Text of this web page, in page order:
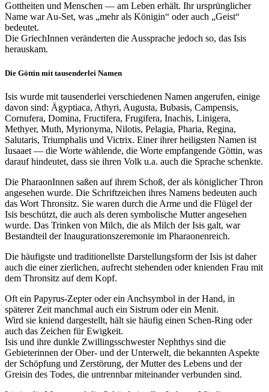
Gottheiten und Menschen — am Leben erhält. Ihr ursprünglicher
Name war Au-Set, was „mehr als Königin“ oder auch „Geist“
bedeutet.
Die GriechInnen veränderten die Aussprache jedoch so, das Isis
herauskam.
Die Göttin mit tausenderlei Namen
Isis wurde mit tausenderlei verschiedenen Namen angerufen, einige
davon sind: Ägyptiaca, Athyri, Augusta, Bubasis, Campensis,
Cornufera, Domina, Fructifera, Frugifera, Inachis, Linigera,
Methyer, Muth, Myrionyma, Nilotis, Pelagia, Pharia, Regina,
Salutaris, Triumphalis und Victrix. Einer ihrer heiligsten Namen ist
Iusaaet — die Worte wählende, die Worte empfangende Göttin, was
darauf hindeutet, dass sie ihren Volk u.a. auch die Sprache schenkte.
Die PharaonInnen saßen auf ihrem Schoß, der als königlicher Thron
angesehen wurde. Die Schriftzeichen ihres Namens bedeuten auch
das Wort Thronsitz. Sie waren durch die Arme und die Flügel der
Isis beschützt, die auch als deren symbolische Mutter angesehen
wurde. Das Trinken von Milch, die als Milch der Isis galt, war
Bestandteil der Inaugurationszeremonie im Pharaonenreich.
Die häufigste und traditionellste Darstellungsform der Isis ist daher
auch die einer zierlichen, aufrecht stehenden oder knienden Frau mit
dem Thronsitz auf dem Kopf.
Oft ein Papyrus-Zepter oder ein Anchsymbol in der Hand, in
späterer Zeit manchmal auch ein Sistrum oder ein Menit.
Wird sie kniend dargestellt, hält sie häufig einen Schen-Ring oder
auch das Zeichen für Ewigkeit.
Isis und ihre dunkle Zwillingsschwester Nephthys sind die
Gebieterinnen der Ober- und der Unterwelt, die bekannten Aspekte
der Schöpfung und Zerstörung, der Mutter des Lebens und der
Greisin des Todes, die untrennbar miteinander verbunden sind.